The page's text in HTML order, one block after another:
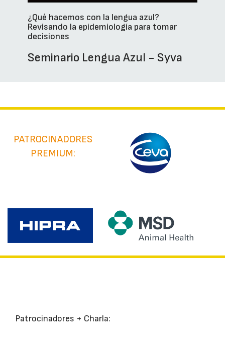
¿Qué hacemos con la lengua azul?
Revisando la epidemiología para tomar
decisiones
Seminario Lengua Azul - Syva
PATROCINADORES
PREMIUM:
Patrocinadores + Charla: